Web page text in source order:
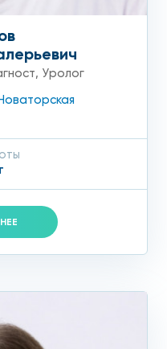
, Уролог